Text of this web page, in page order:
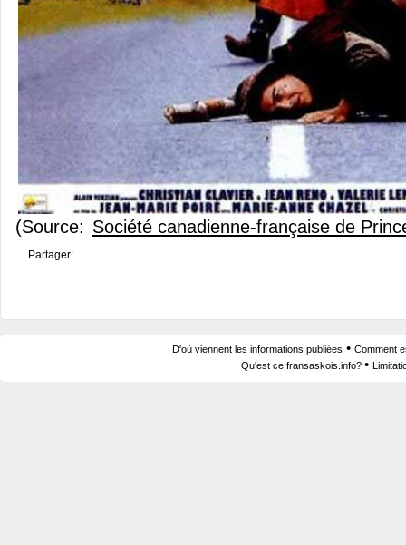
(Source: Société canadienne-française de
Partager:
D'où viennent les informations publiées • Comment
Qu'est ce fransaskois.info? •